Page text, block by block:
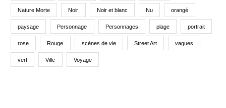
Nature Morte Noir Noir et blanc Nu orangé
paysage Personnage Personnages plage portrait
rose Rouge scènes de vie Street Art vagues
vert Ville Voyage